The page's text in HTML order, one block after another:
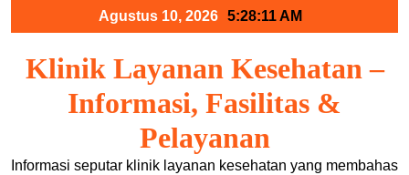
Agustus 10, 2026 5:28:12 AM
Klinik Layanan Kesehatan –
Informasi, Fasilitas &
Pelayanan
Informasi seputar klinik layanan kesehatan yang membahas